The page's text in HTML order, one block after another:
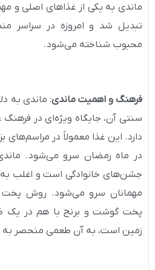
ماندی به یکی از غذاهای اصلی و
تبدیل شد و امروزه در سراسر
محبوب شناخته می‌شود.
فرهنگ و اهمیت ماندی: ماندی به
سنتی آن، جایگاه ویژه‌ای در فرهنگ
دارد. این غذا معمولاً در
در ماه رمضان سرو می‌شود.
جشن‌های خانوادگی است و اغلب به
مهمانان سرو می‌شود. روش
پخت گوشت و برنج با هم در یک
زمین است، به آن طعمی منحصر